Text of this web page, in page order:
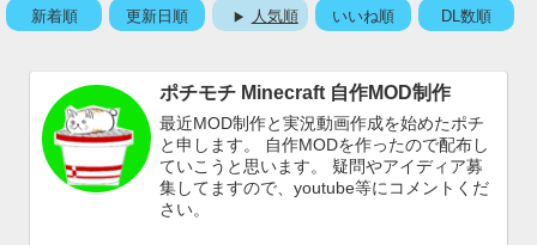
新着順 更新日順 人気順 いいね順 DL数順
ポチモチ Minecraft 自作MOD制作
最近MOD制作と実況動画作成を始めたポチ
と申します。 自作MODを作ったので配布し
ていこうと思います。 疑問やアイディア募
集してますので、youtube等にコメントくだ
さい。